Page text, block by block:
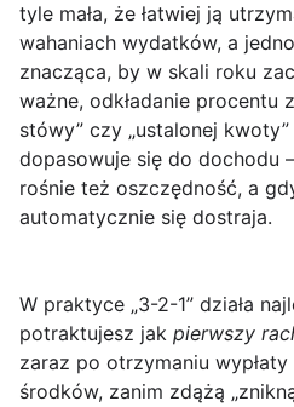
tyle mała, że łatwiej ją
wahaniach wydatków, a
znacząca, by w skali roku
ważne, odkładanie procentu
stówy” czy „ustalonej
dopasowuje się do dochodu
rośnie też oszczędność, a
automatycznie się dostraja.
W praktyce „3-2-1” działa
potraktujesz jak pierwszy
zaraz po otrzymaniu wypłaty
środków, zanim zdążą